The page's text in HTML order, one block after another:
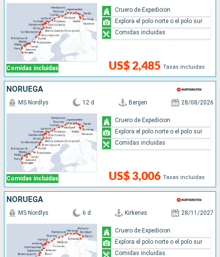
Comidas incluidas US$ 2,485 Tasas incluidas
Cruero de Expedicion
Explora el polo norte o el polo sur
Comidas incluidas
NORUEGA
Comidas incluidas
MS Nordlys 12 d Bergen 28/08/2026
US$ 3,006 Tasas incluidas
Cruero de Expedicion
Explora el polo norte o el polo sur
Comidas incluidas
NORUEGA
MS Nordlys 6 d Kirkenes 28/11/2027
Cruero de Expedicion
Explora el polo norte o el polo sur
Comidas incluidas